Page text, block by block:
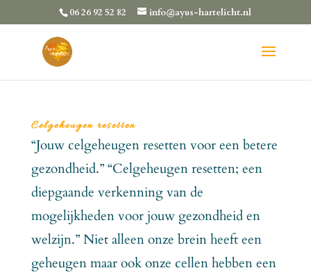
06 26 92 52 82 info@ayus-hartelicht.nl
Celgeheugen resetten
“Jouw celgeheugen resetten voor een betere
gezondheid.” “Celgeheugen resetten; een
diepgaande verkenning van de
mogelijkheden voor jouw gezondheid en
welzijn.” Niet alleen onze brein heeft een
geheugen maar ook onze cellen hebben een